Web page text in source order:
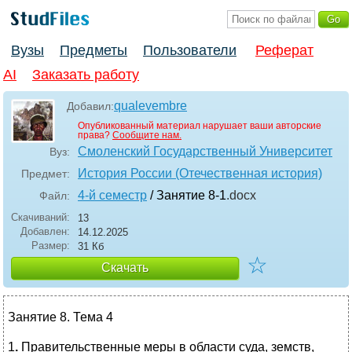
Вузы Предметы Пользователи
Реферат
AI
Заказать работу
Добавил:qualevembre
Опубликованный материал нарушает ваши авторские
права? Сообщите нам.
Вуз: Смоленский Государственный Университет
Предмет: История России (Отечественная история)
Файл: 4-й семестр / Занятие 8-1.docx
Скачиваний:
13
Добавлен:
14.12.2025
Размер:
31 Кб
Скачать ☆
Занятие 8. Тема 4
1. Правительственные меры в области суда, земств,